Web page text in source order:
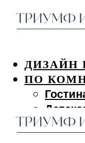
ДИЗАЙН
ПО